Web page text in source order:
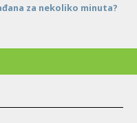
za nekoliko minuta?